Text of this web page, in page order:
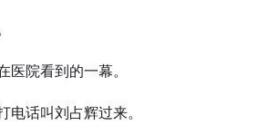
医院看到的一幕。
电话叫刘占辉过来。